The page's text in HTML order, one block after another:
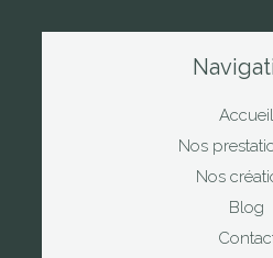
Accueil
Nos
Nos
Blog